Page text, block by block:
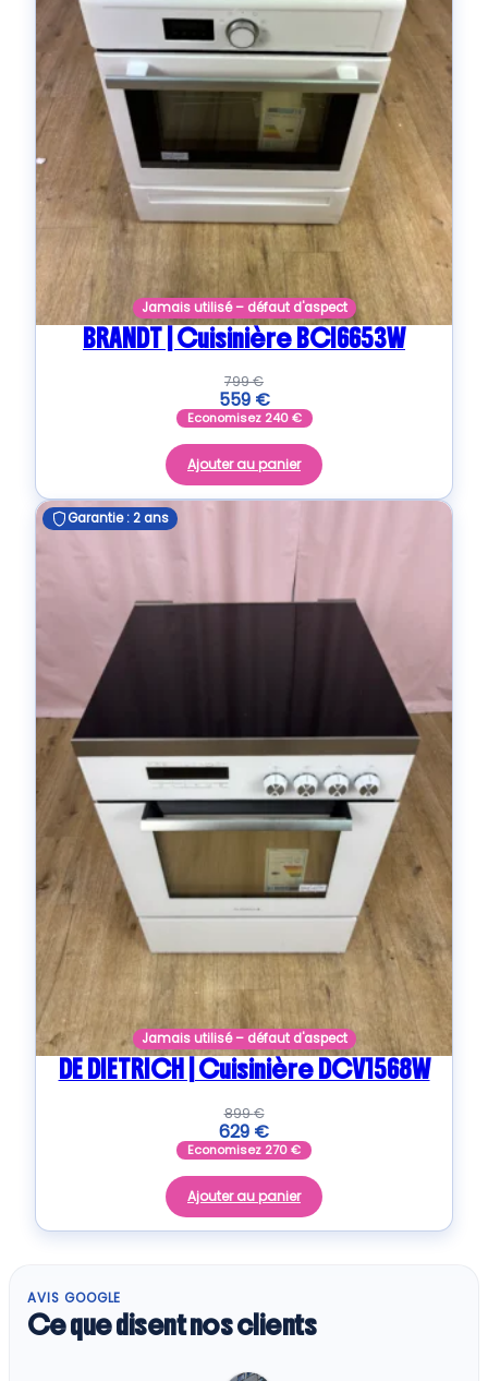
Jamais utilisé – défaut d'aspect
BRANDT | Cuisinière BCI6653W
799€
559 €
Economisez 240€
Ajouter au panier
Garantie : 2 ans
Jamais utilisé – défaut d'aspect
DE DIETRICH | Cuisinière DCV1568W
899€
629 €
Economisez 270€
Ajouter au panier
AVIS GOOGLE
Ce que disent nos clients